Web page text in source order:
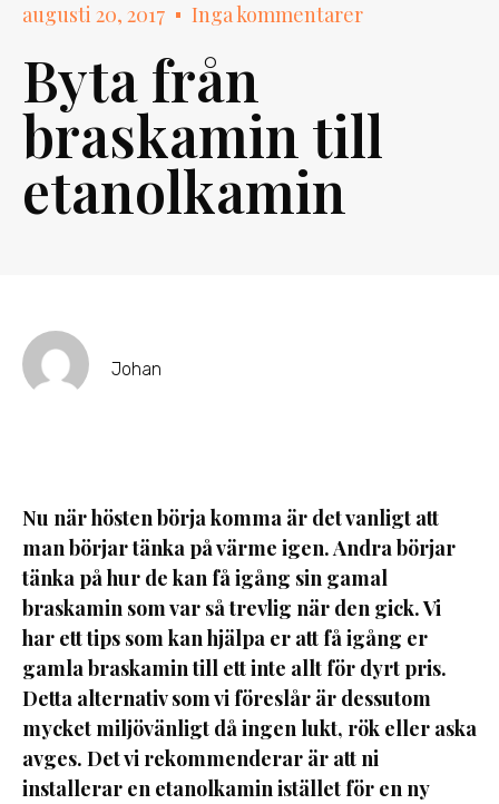
augusti 20, 2017 Inga kommentarer
Byta från
braskamin till
etanolkamin
Johan
Nu när hösten börja komma är det vanligt att
man börjar tänka på värme igen. Andra börjar
tänka på hur de kan få igång sin gamal
braskamin som var så trevlig när den gick. Vi
har ett tips som kan hjälpa er att få igång er
gamla braskamin till ett inte allt för dyrt pris.
Detta alternativ som vi föreslår är dessutom
mycket miljövänligt då ingen lukt, rök eller aska
avges. Det vi rekommenderar är att ni
installerar en etanolkamin istället för en ny